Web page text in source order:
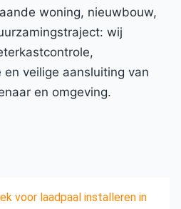
woning, nieuwbouw,
wij
veilige aansluiting van
en omgeving.
voor laadpaal installeren in